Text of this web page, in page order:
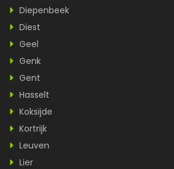
Diepenbeek
Diest
Geel
Genk
Gent
Hasselt
Koksijde
Kortrijk
Leuven
Lier